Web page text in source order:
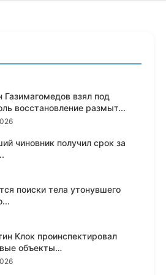
Газимагомедов взял под
восстановление размыт...
чиновник получил срок за
поиски тела утонувшего
Клок проинспектировал
объекты